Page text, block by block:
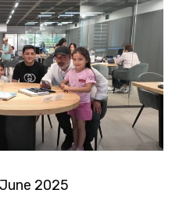
2025